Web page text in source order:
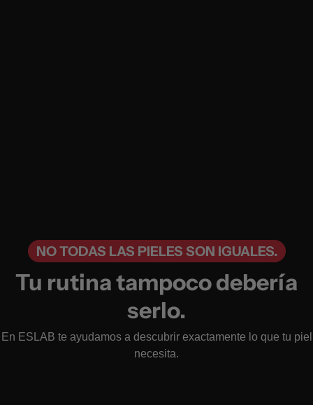
NO TODAS LAS PIELES SON IGUALES.
Tu rutina tampoco debería
serlo.
En ESLAB te ayudamos a descubrir exactamente lo que tu piel
necesita.